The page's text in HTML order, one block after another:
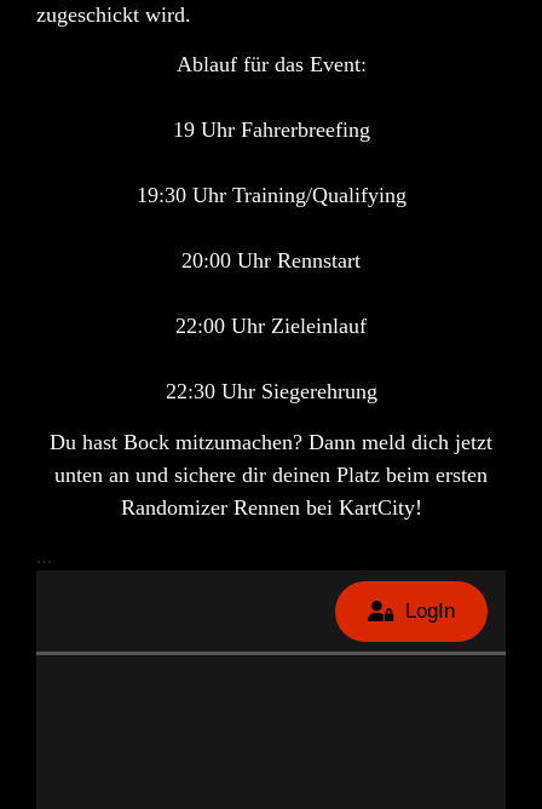
zugeschickt wird.
Ablauf für das Event:
19 Uhr Fahrerbreefing
19:30 Uhr Training/Qualifying
20:00 Uhr Rennstart
22:00 Uhr Zieleinlauf
22:30 Uhr Siegerehrung
Du hast Bock mitzumachen? Dann meld dich jetzt
unten an und sichere dir deinen Platz beim ersten
Randomizer Rennen bei KartCity!
…